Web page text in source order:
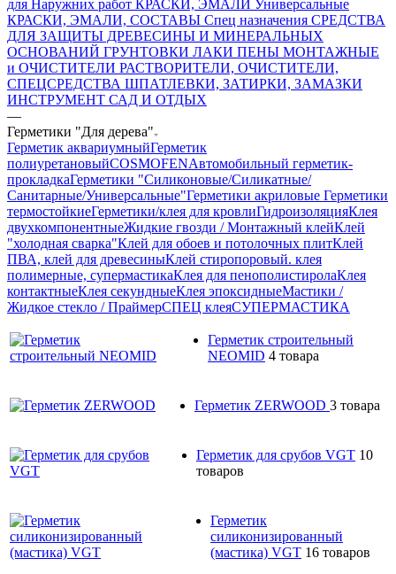
для Наружних работ КРАСКИ, ЭМАЛИ Универсальные
КРАСКИ, ЭМАЛИ, СОСТАВЫ Спец назначения СРЕДСТВА
ДЛЯ ЗАЩИТЫ ДРЕВЕСИНЫ И МИНЕРАЛЬНЫХ
ОСНОВАНИЙ ГРУНТОВКИ ЛАКИ ПЕНЫ МОНТАЖНЫЕ
и ОЧИСТИТЕЛИ РАСТВОРИТЕЛИ, ОЧИСТИТЕЛИ,
СПЕЦСРЕДСТВА ШПАТЛЕВКИ, ЗАТИРКИ, ЗАМАЗКИ
ИНСТРУМЕНТ САД И ОТДЫХ
—
Герметики "Для дерева"
Герметик аквариумныйГерметик
полиуретановыйCOSMOFENАвтомобильный герметик-
прокладкаГерметики "Силиконовые/Силикатные/
Санитарные/Универсальные"Герметики акриловые Герметики
термостойкиеГерметики/клея для кровлиГидроизоляцияКлея
двухкомпонентныеЖидкие гвозди / Монтажный клейКлей
"холодная сварка"Клей для обоев и потолочных плитКлей
ПВА, клей для древесиныКлей стиропоровый. клея
полимерные, супермастикаКлея для пенополистиролаКлея
контактныеКлея секундныеКлея эпоксидныеМастики /
Жидкое стекло / ПраймерСПЕЦ клеяСУПЕРМАСТИКА
Герметик строительный
NEOMID 4 товара
Герметик ZERWOOD 3 товара
Герметик для срубов VGT 10
товаров
Герметик
силиконизированный
(мастика) VGT 16 товаров